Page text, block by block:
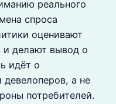
реального
спроса
оценивают
и делают вывод о
идёт о
девелоперов, а не
потребителей.